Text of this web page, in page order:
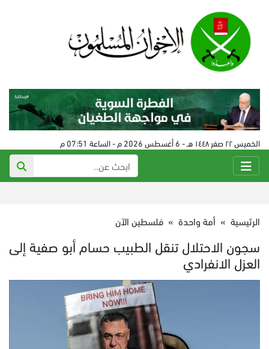
الخميس ٢٢ صفر ١٤٤٨ هـ - 6 أغسطس 2026 م - الساعة 07:51 م
الرئيسية » أمة واحدة » فلسطين الآن
سجون الاحتلال تنقل الطبيب حسام أبو صفية إلى
العزل الانفرادي